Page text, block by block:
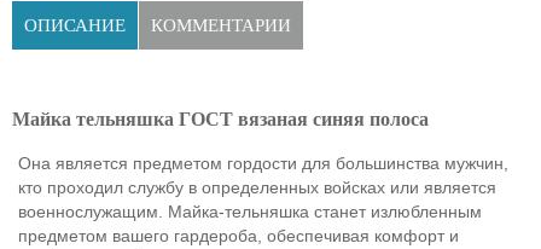
ОПИСАНИЕ КОММЕНТАРИИ
Майка тельняшка ГОСТ вязаная синяя полоса
Она является предметом гордости для большинства мужчин,
кто проходил службу в определенных войсках или является
военнослужащим. Майка-тельняшка станет излюбленным
предметом вашего гардероба, обеспечивая комфорт и